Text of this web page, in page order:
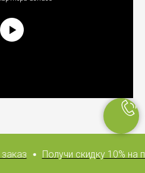
Получи скидку 10% на